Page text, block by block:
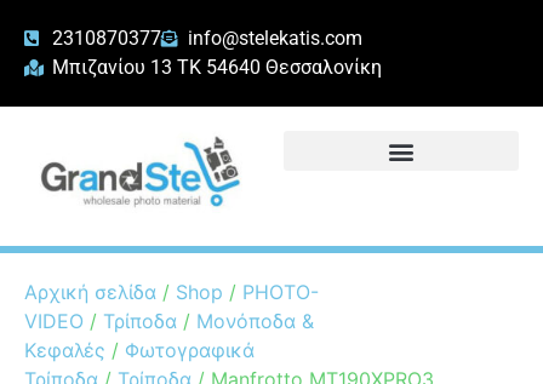
2310870377
info@stelekatis.com
Μπιζανίου 13 ΤΚ 54640 Θεσσαλονίκη
Αρχική σελίδα / Shop / PHOTO-
VIDEO / Τρίποδα / Μονόποδα &
Κεφαλές / Φωτογραφικά